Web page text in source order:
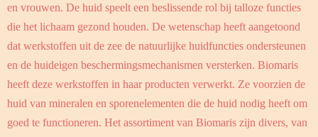
en vrouwen. De huid speelt een beslissende rol bij talloze functies
die het lichaam gezond houden. De wetenschap heeft aangetoond
dat werkstoffen uit de zee de natuurlijke huidfuncties ondersteunen
en de huideigen beschermingsmechanismen versterken. Biomaris
heeft deze werkstoffen in haar producten verwerkt. Ze voorzien de
huid van mineralen en sporenelementen die de huid nodig heeft om
goed te functioneren. Het assortiment van Biomaris zijn divers, van